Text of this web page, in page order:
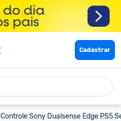
Cadastrar
Controle Sony Dualsense Edge PS5